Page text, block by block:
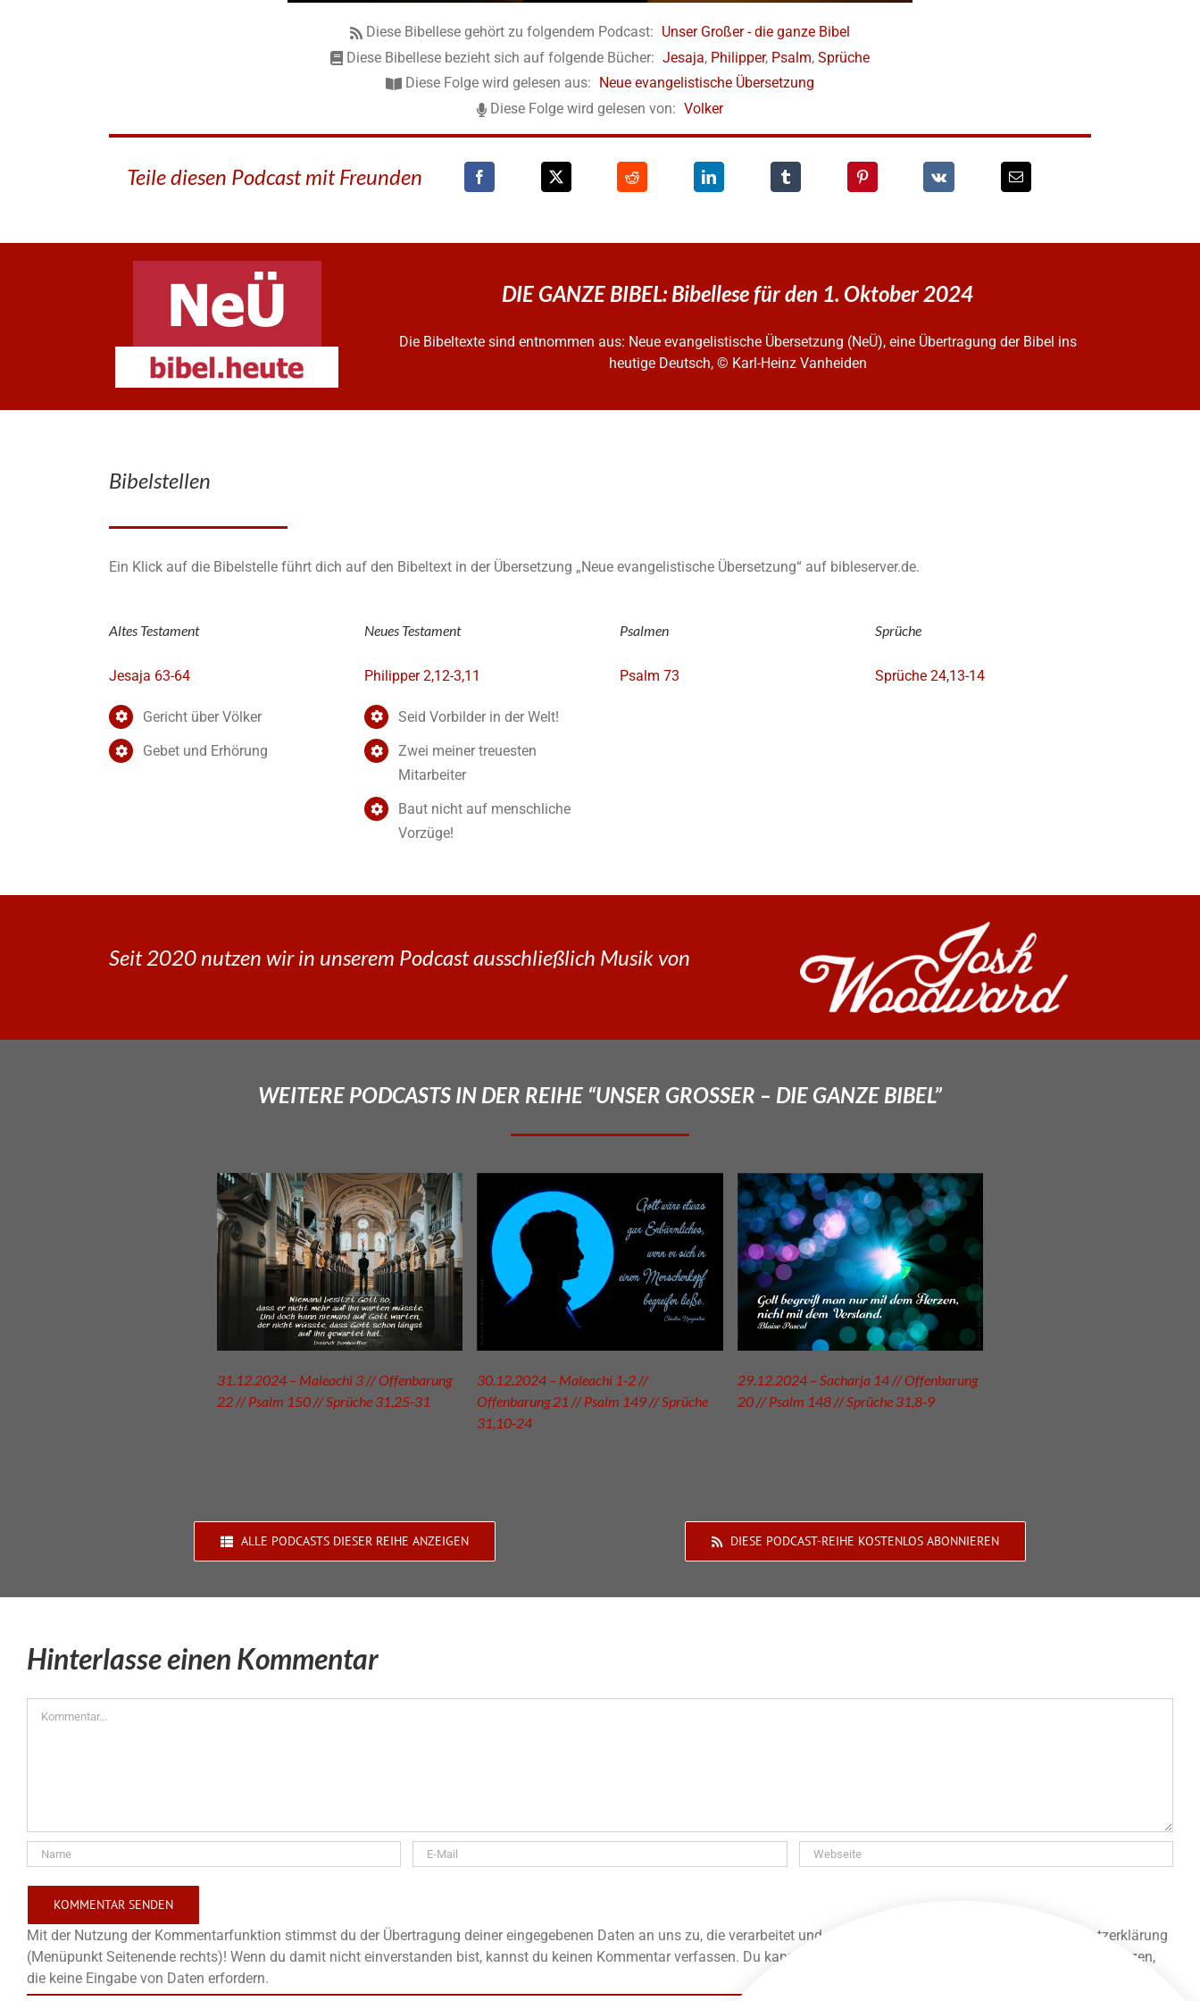
Diese Bibellese gehört zu folgendem Podcast: Unser Großer - die ganze Bibel
Diese Bibellese bezieht sich auf folgende Bücher: Jesaja, Philipper, Psalm, Sprüche
Diese Folge wird gelesen aus:
Neue evangelistische Übersetzung
Diese Folge wird gelesen von: Volker
Teile diesen Podcast mit Freunden
DIE GANZE BIBEL: Bibellese für den 1. Oktober 2024
Die Bibeltexte sind entnommen aus: Neue evangelistische Übersetzung (NeÜ), eine Übertragung der Bibel ins
heutige Deutsch, © Karl-Heinz Vanheiden
Bibelstellen
Ein Klick auf die Bibelstelle führt dich auf den Bibeltext in der Übersetzung „Neue evangelistische Übersetzung“ auf bibleserver.de.
Altes Testament
Jesaja 63-64
Gericht über Völker
Gebet und Erhörung
Neues Testament
Philipper 2,12-3,11
Seid Vorbilder in der Welt!
Zwei meiner treuesten
Mitarbeiter
Baut nicht auf menschliche
Vorzüge!
Psalmen
Psalm 73
Sprüche
Sprüche 24,13-14
Seit 2020 nutzen wir in unserem Podcast ausschließlich Musik von
WEITERE PODCASTS IN DER REIHE “UNSER GROSSER – DIE GANZE BIBEL”
31.12.2024 – Maleachi 3 // Offenbarung
22 // Psalm 150 // Sprüche 31,25-31
30.12.2024 – Maleachi 1-2 //
Offenbarung 21 // Psalm 149 // Sprüche
31,10-24
29.12.2024 – Sacharja 14 // Offenbarung
20 // Psalm 148 // Sprüche 31,8-9
ALLE PODCASTS DIESER REIHE ANZEIGEN DIESE PODCAST-REIHE KOSTENLOS ABONNIEREN
Hinterlasse einen Kommentar
Mit der Nutzung der Kommentarfunktion stimmst du der Übertragung deiner eingegebenen Daten an uns zu, die verarbeitet und gespeichert werden. Lies unsere Datenschutzerklärung
(Menüpunkt Seitenende rechts)! Wenn du damit nicht einverstanden bist, kannst du keinen Kommentar verfassen. Du kannst unsere Seite lesen und alle anderen Funktionen nutzen,
die keine Eingabe von Daten erfordern.